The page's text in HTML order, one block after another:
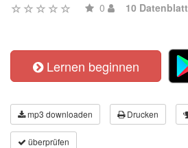
0 10 Datenblatt
Lernen beginnen
mp3 downloaden Drucken
überprüfen